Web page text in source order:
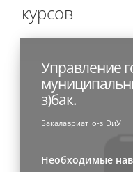
курсов
Управление
з)бак.
Бакалавриат_о-з_ЭиУ
Необходимые